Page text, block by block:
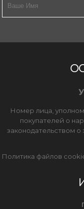
Номер лица,
покупателей о
законодательством о
Политика файлов